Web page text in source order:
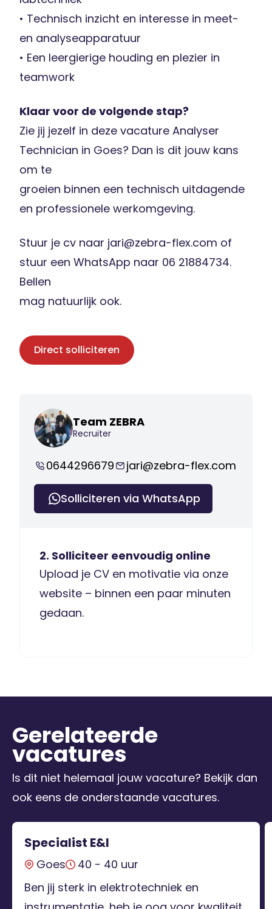
• Technisch inzicht en interesse in meet-
en analyseapparatuur
• Een leergierige houding en plezier in
teamwork
Klaar voor de volgende stap?
Zie jij jezelf in deze vacature Analyser
Technician in Goes? Dan is dit jouw kans
om te
groeien binnen een technisch uitdagende
en professionele werkomgeving.
Stuur je cv naar jari@zebra-flex.com of
stuur een WhatsApp naar 06 21884734.
Bellen
mag natuurlijk ook.
Direct solliciteren
Team ZEBRA
Recruiter
0644296679 jari@zebra-flex.com
Solliciteren via WhatsApp
2. Solliciteer eenvoudig online
Upload je CV en motivatie via onze
website – binnen een paar minuten
gedaan.
Gerelateerde
vacatures
Is dit niet helemaal jouw vacature? Bekijk dan
ook eens de onderstaande vacatures.
Specialist E&I
Goes
40 - 40 uur
Ben jij sterk in elektrotechniek en